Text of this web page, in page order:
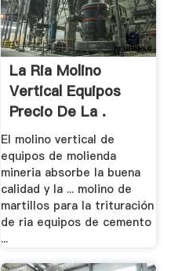
La Ria Molino
Vertical Equipos
Precio De La .
El molino vertical de
equipos de molienda
mineria absorbe la buena
calidad y la ... molino de
martillos para la trituración
de ria equipos de cemento
...